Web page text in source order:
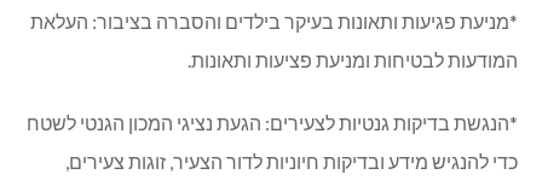
*מניעת פגיעות ותאונות בעיקר בילדים והסברה בציבור: העלאת
המודעות לבטיחות ומניעת פציעות ותאונות.
*הנגשת בדיקות גנטיות לצעירים: הגעת נציגי המכון הגנטי לשטח
כדי להנגיש מידע ובדיקות חיוניות לדור הצעיר, זוגות צעירים,